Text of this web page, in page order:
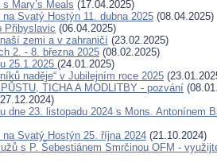
Mary’s Meals (17.04.2025)
Svatý Hostýn 11. dubna 2025 (08.04.2025)
Přibyslavic (06.04.2025)
zemi a v zahraničí (23.02.2025)
2. - 8. března 2025 (08.02.2025)
25.1.2025 (24.01.2025)
naděje“ v Jubilejním roce 2025
TICHA A MODLITBY - pozvání
dne 23. listopadu 2024 s Mons. Antonínem
Svatý Hostýn 25. října 2024 (21.10.2024)
s P. Šebestiánem Smrčinou OFM -